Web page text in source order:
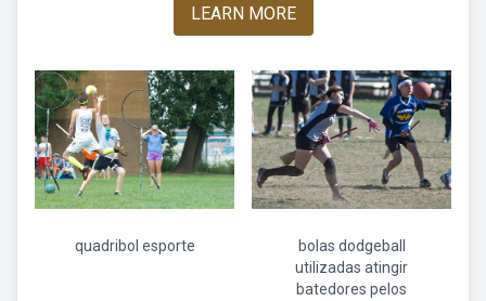
LEARN MORE
quadribol esporte
bolas dodgeball
utilizadas atingir
batedores pelos